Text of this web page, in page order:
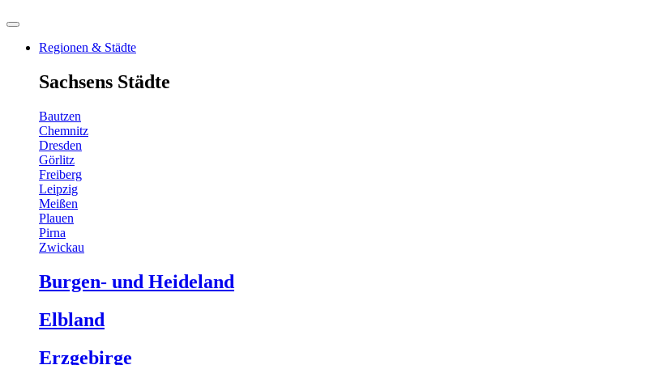
Regionen & Städte
Sachsens Städte
Bautzen
Chemnitz
Dresden
Görlitz
Freiberg
Leipzig
Meißen
Plauen
Pirna
Zwickau
Burgen- und Heideland
Elbland
Erzgebirge